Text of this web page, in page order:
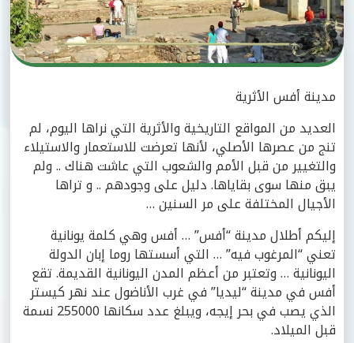
مدينة أفس الأثرية
العديد من المواقع التاريخية والأثرية التي نراها اليوم، لم
تنج من عصرها الأصلي، لأنها تعرضت للاستعمار والاستيلاء
والتغيير من قبل الأمم والشعوب التي عاشت هناك .. ولم
يبق منها سوى بقاياها. دليل على وجودهم .. و تراها
الأجيال المختلفة على مر السنين …
إليكم أطلال مدينة “أفس” … أفس وهي كلمة يونانية
تعني “المرغوب فيه” … التي أسستها روما إبان الدولة
اليونانية … وتعتبر من أعظم المدن اليونانية القديمة. تقع
أفس في مدينة “ليديا” في غرب الأناضول عند نهر كيستر
الذي يصب في بحر إيجه، ويبلغ عدد سكانها 255000 نسمة
قبل الميلاد.